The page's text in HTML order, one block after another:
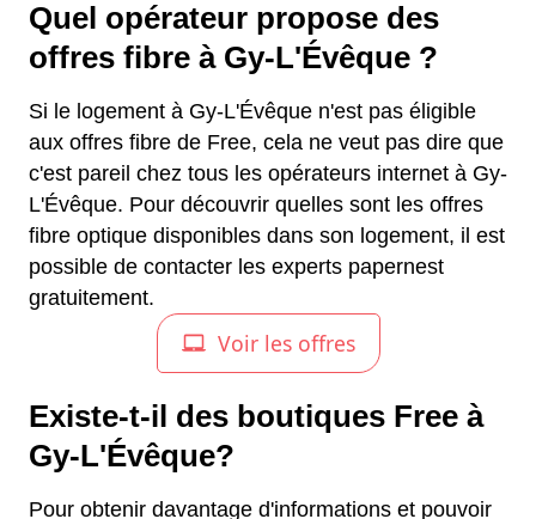
Quel opérateur propose des
offres fibre à Gy-L'Évêque ?
Si le logement à Gy-L'Évêque n'est pas éligible
aux offres fibre de Free, cela ne veut pas dire que
c'est pareil chez tous les opérateurs internet à Gy-
L'Évêque. Pour découvrir quelles sont les offres
fibre optique disponibles dans son logement, il est
possible de contacter les experts papernest
gratuitement.
Existe-t-il des boutiques Free à
Gy-L'Évêque?
Pour obtenir davantage d'informations et pouvoir